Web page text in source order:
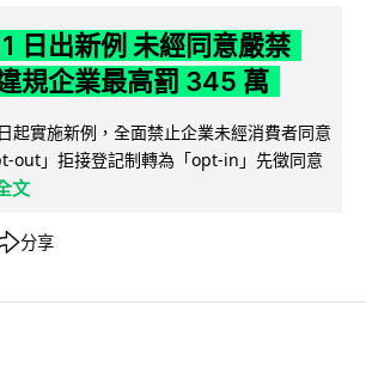
日出新例 未經同意嚴禁
規企業最高罰 345 萬
起實施新例，全面禁止企業未經消費者同意
out」拒接登記制轉為「opt-in」先徵同意
文
分享